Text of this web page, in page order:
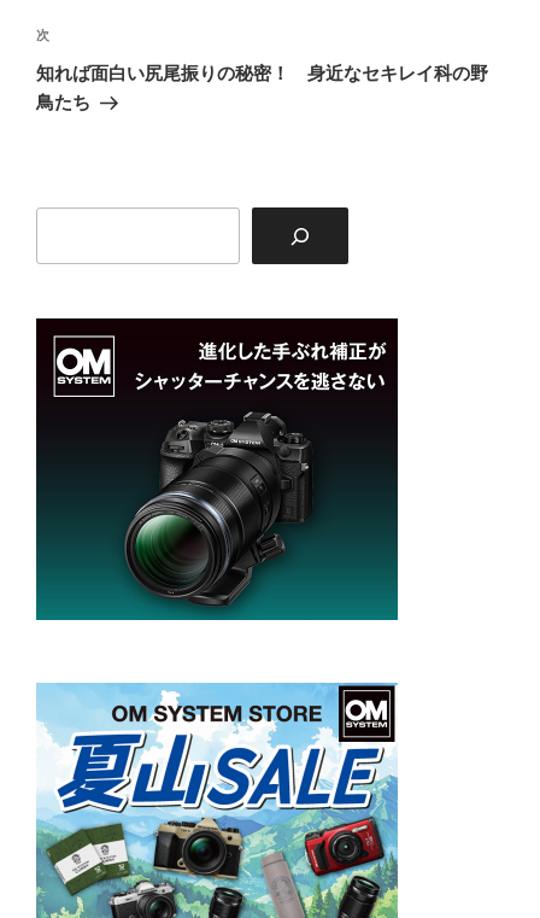
ゲ
ー
シ
次
の
投
次
知れば面白い尻尾振りの秘密！ 身近なセキレイ科の野
鳥たち